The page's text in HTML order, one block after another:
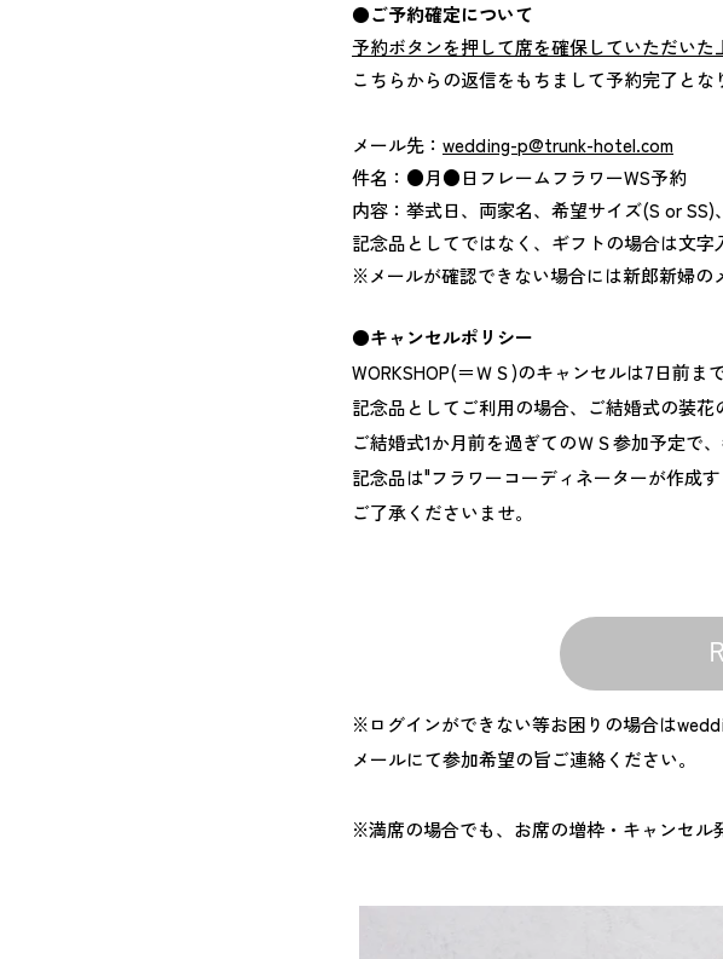
●ご予約確定について
予約ボタンを押して席を確保していただいた
こちらからの返信をもちまして予約完了とな
メール先： wedding-p@trunk-hotel.com
件名：●月●日フレームフラワーWS予約
内容：挙式日、両家名、希望サイズ(S or
記念品としてではなく、ギフトの場合は文字
​※メールが確認できない場合には新郎新婦の
●キャンセルポリシー
WORKSHOP(＝ＷＳ)のキャンセルは7日前ま
記念品としてご利用の場合、ご結婚式の装花
ご結婚式1か月前を過ぎてのＷＳ参加予定で
記念品は"フラワーコーディネーターが作成
ご了承くださいませ。
※ログインができない等お困りの場合は
メールにて参加希望の旨ご連絡ください。
※満席の場合でも、お席の増枠・キャンセル